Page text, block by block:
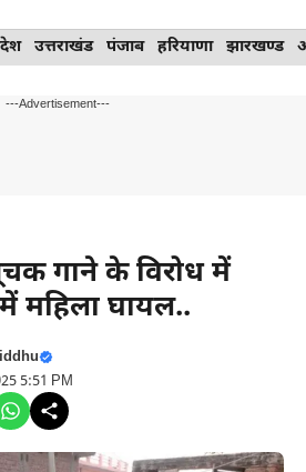
उत्तराखंड पंजाब हरियाणा झारखण्ड
---Advertisement---
गाने के विरोध में
महिला घायल..
5:51 PM